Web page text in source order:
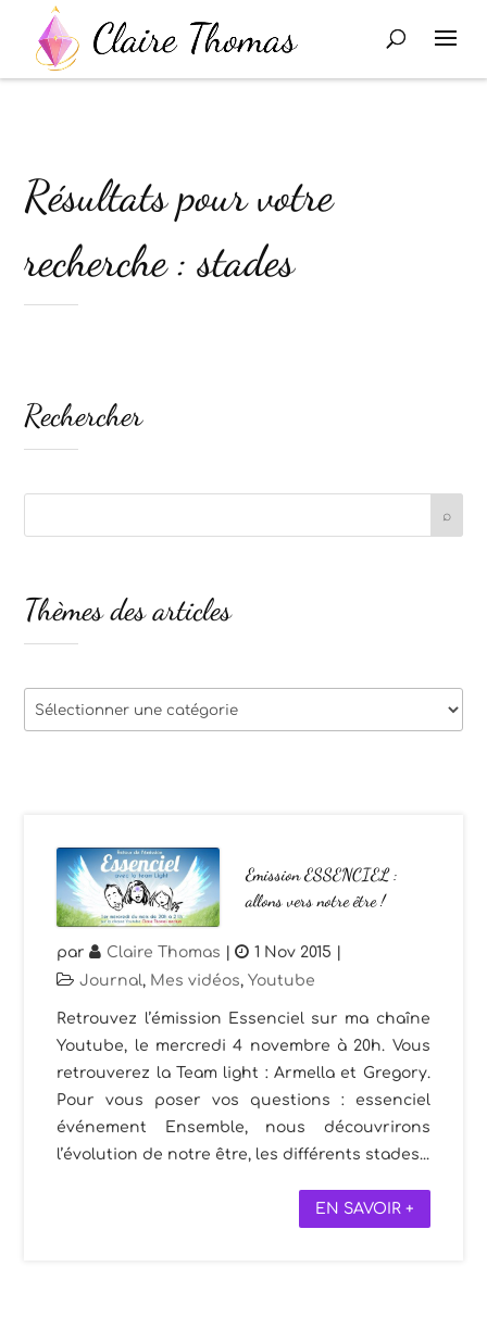
Résultats pour votre
recherche : stades
Emission ESSENCIEL :
allons vers notre être !
par Claire Thomas | 1 Nov 2015
Journal, Mes vidéos,Youtube
Retrouvez l’émission Essenciel sur ma chaîne
Youtube, le mercredi 4 novembre à 20h. Vous
retrouverez la Team light : Armella et Gregory.
Pour vous poser vos questions : essenciel
événement Ensemble, nous découvrirons
l’évolution de notre être, les différents stades...
EN SAVOIR +
Rechercher
Thèmes des articles
Thèmes
des